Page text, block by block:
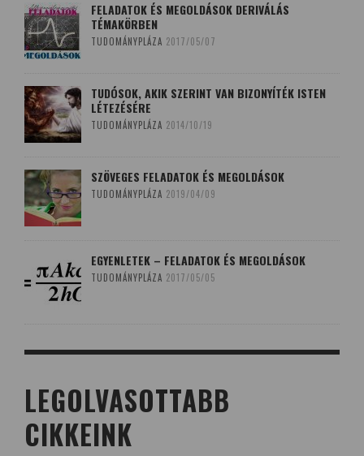
FELADATOK ÉS MEGOLDÁSOK DERIVÁLÁS
TÉMAKÖRBEN
TUDOMÁNYPLÁZA 2017/05/07
TUDÓSOK, AKIK SZERINT VAN BIZONYÍTÉK ISTEN
LÉTEZÉSÉRE
TUDOMÁNYPLÁZA 2014/10/19
SZÖVEGES FELADATOK ÉS MEGOLDÁSOK
TUDOMÁNYPLÁZA 2019/04/09
EGYENLETEK – FELADATOK ÉS MEGOLDÁSOK
TUDOMÁNYPLÁZA 2017/05/05
LEGOLVASOTTABB
CIKKEINK